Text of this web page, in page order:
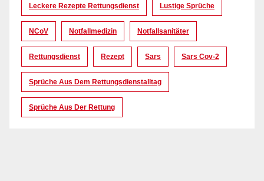
Leckere Rezepte Rettungsdienst Lustige Sprüche
NCoV Notfallmedizin Notfallsanitäter
Rettungsdienst Rezept Sars Sars Cov-2
Sprüche Aus Dem Rettungsdienstalltag
Sprüche Aus Der Rettung